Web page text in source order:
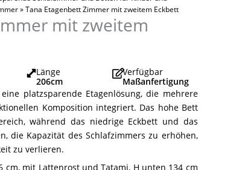
»Tana Etagenbett Zimmer mit zweitem Eckbett
mit zweitem
Länge
206cm
Verfügbar
Maßanfertigung
platzsparende Etagenlösung, die mehrere
Komposition integriert. Das hohe Bett
während das niedrige Eckbett und das
die Kapazität des Schlafzimmers zu erhöhen,
zu verlieren.
cm, mit Lattenrost und Tatami, H unten 134 cm